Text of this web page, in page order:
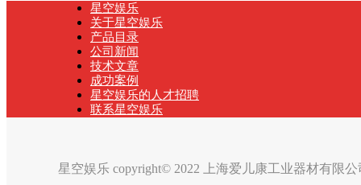
星空娱乐
关于星空娱乐
产品目录
公司新闻
技术文章
成功案例
星空娱乐的人才招聘
联系星空娱乐
星空娱乐 copyright© 2022 上海爱儿康工业器材有限公